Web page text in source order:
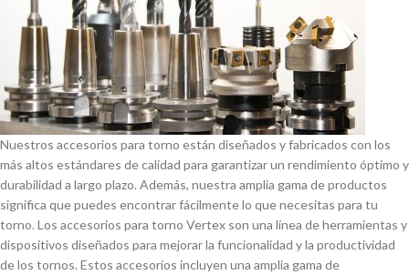
Nuestros accesorios para torno están diseñados y fabricados con los
más altos estándares de calidad para garantizar un rendimiento óptimo y
durabilidad a largo plazo. Además, nuestra amplia gama de productos
significa que puedes encontrar fácilmente lo que necesitas para tu
torno. Los accesorios para torno Vertex son una lí­nea de herramientas y
dispositivos diseñados para mejorar la funcionalidad y la productividad
de los tornos. Estos accesorios incluyen una amplia gama de